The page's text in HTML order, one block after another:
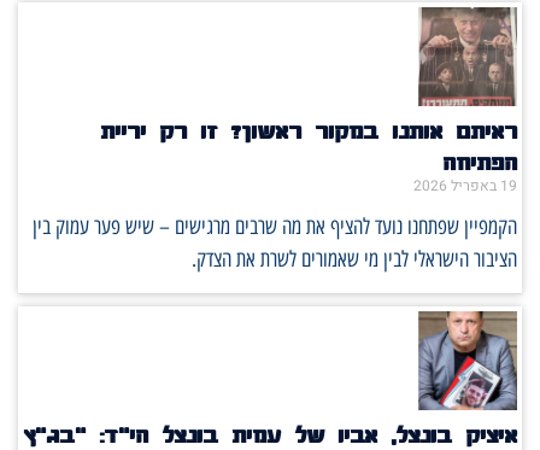
ראיתם אותנו במקור ראשון? זו רק יריית
הפתיחה
19 באפריל 2026
הקמפיין שפתחנו נועד להציף את מה שרבים מרגישים – שיש פער עמוק בין
הציבור הישראלי לבין מי שאמורים לשרת את הצדק.
איציק בונצל, אביו של עמית בונצל הי"ד: "בג"ץ